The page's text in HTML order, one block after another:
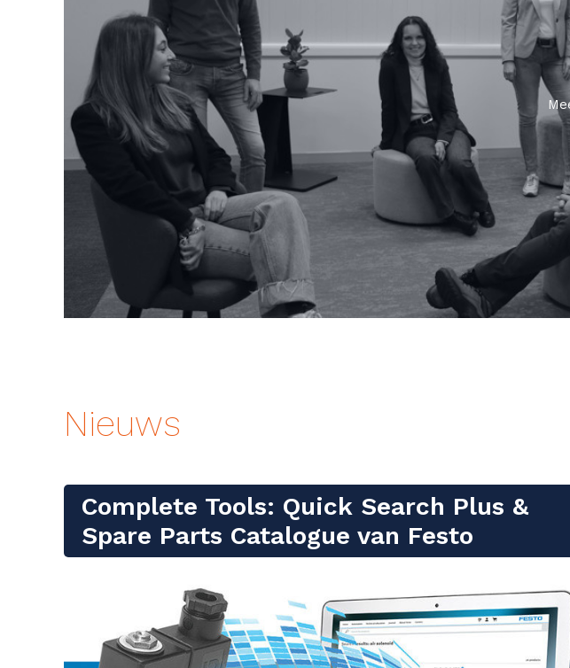
Wij
Nieuws
Complete Tools: Quick Search Plus &
Spare Parts Catalogue van Festo